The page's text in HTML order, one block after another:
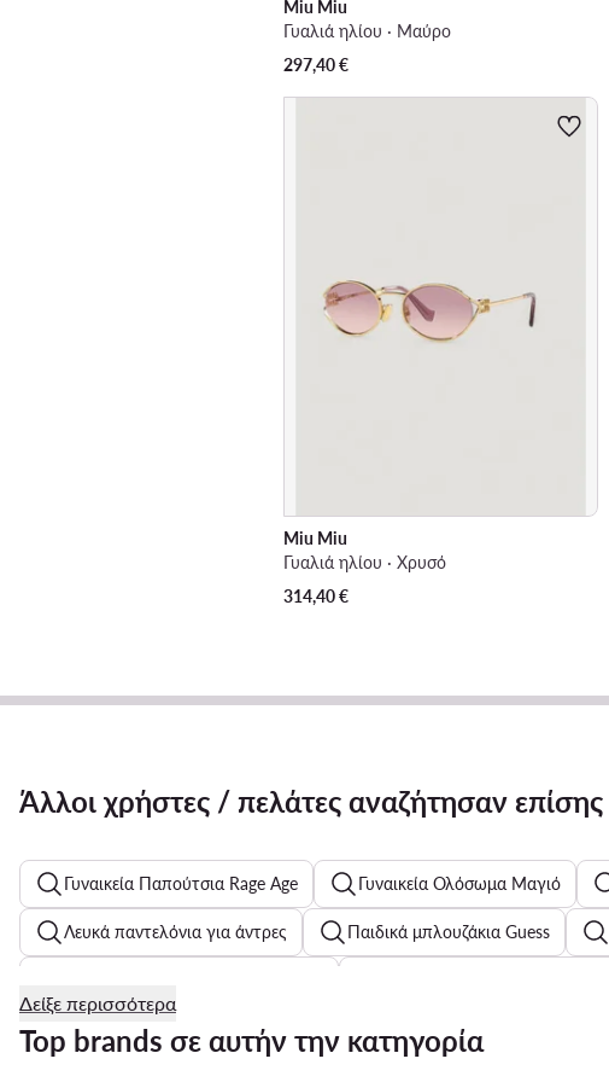
Miu Miu
Γυαλιά ηλίου · Μαύρο
297,40€
Miu Miu
Γυαλιά ηλίου · Χρυσό
314,40€
Άλλοι χρήστες / πελάτες αναζήτησαν επίσης
Γυναικεία Παπούτσια Rage Age Γυναικεία Ολόσωμα Μαγιό
Λευκά παντελόνια για άντρες Παιδικά μπλουζάκια Guess
Λευκά παντελόνια για γυναίκες Ανδρικές Καπαρντίνες
Δείξε περισσότερα
Top brands σε αυτήν την κατηγορία